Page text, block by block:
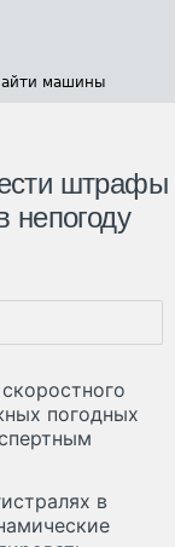
машины
штрафы
непогоду
погодных
в